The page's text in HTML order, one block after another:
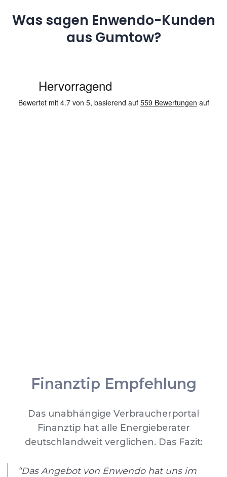
Was sagen Enwendo-Kunden
aus Gumtow?
Finanztip Empfehlung
Das unabhängige Verbraucherportal
Finanztip hat alle Energieberater
deutschlandweit verglichen. Das Fazit:
“Das Angebot von Enwendo hat uns im